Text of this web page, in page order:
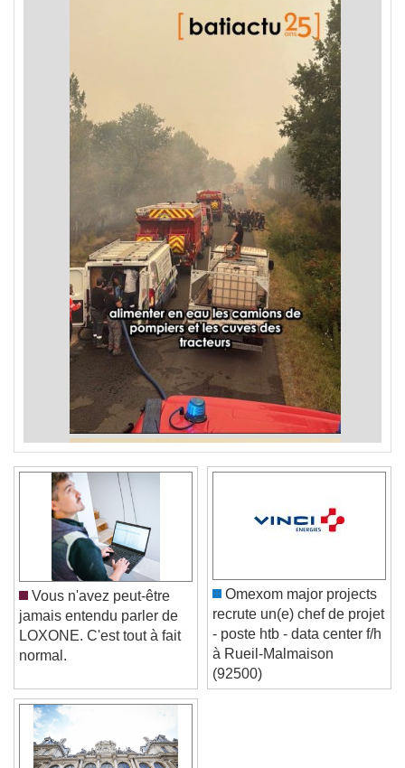
Vous n'avez peut-être
jamais entendu parler de
LOXONE. C'est tout à fait
Omexom major projects
recrute un(e) chef de projet
- poste htb - data center f/h
à Rueil-Malmaison
(92500)